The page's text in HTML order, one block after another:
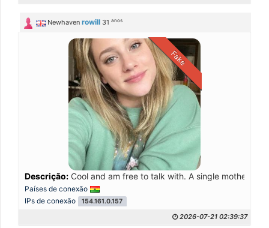
Newhaven rowill 31anos
Fake
Descrição: Cool and am free to talk with. A single mother
Países de conexão
IPs de conexão
154.161.0.157
2026-07-21 02:39:37